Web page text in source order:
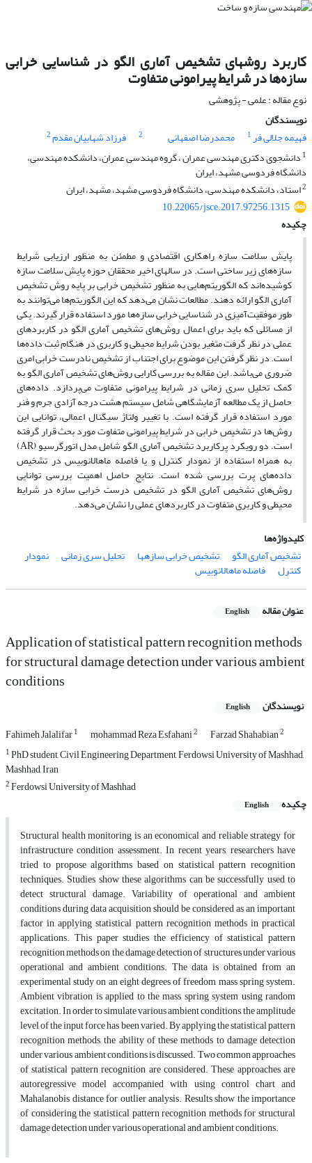
کاربرد روش‏های تشخیص آماری الگو در شناسایی خرابی
سازه‌ها در شرایط پیرامونی متفاوت
نوع مقاله : علمی - پژوهشی
نویسندگان
فهیمه جلالی فر1 محمدرضا اصفهانی 2 فرزاد شهابیان مقدم2
1 دانشجوی دکتری مهندسی عمران ، گروه مهندسی عمران، دانشکده مهندسی،
دانشگاه فردوسی مشهد، ایران
2استاد، دانشکده مهندسی، دانشگاه فردوسی مشهد، مشهد، ایران
10.22065/jsce.2017.97256.1315
چکیده
پایش سلامت سازه راهکاری اقتصادی و مطمئن به منظور ارزیابی شرایط
سازه‌های زیر ساختی است. در سالهای اخیر محققان حوزه پایش سلامت سازه
کوشیده‌اند که الگوریتم‌هایی به منظور تشخیص خرابی بر پایه روش‌ تشخیص
آماری الگو ارائه دهند. مطالعات نشان می‌دهد که این الگوریتم‌ها می‌توانند به
طور موفقیت‌آمیزی در شناسایی خرابی سازه‌ها مورد استفاده قرار گیرند. یکی
از مسائلی که باید برای اعمال روش‌های تشخیص آماری الگو در کاربردهای
عملی در نظر گرفت متغیر بودن شرایط محیطی و کاربری در هنگام ثبت داده‌ها
است. در نظر گرفتن این موضوع برای اجتناب از تشخیص نادرست خرابی امری
ضروری می‌باشد. این مقاله به بررسی کارایی روش‌های تشخیص آماری الگو به
کمک تحلیل سری زمانی در شرایط پیرامونی متفاوت می‌پردازد. داده‌های
حاصل از یک مطالعه آزمایشگاهی شامل سیستم هشت درجه آزادی جرم و فنر
مورد استفاده قرار گرفته است. با تغییر ولتاژ سیگنال اعمالی، توانایی این
روش‌ها در تشخیص خرابی در شرایط پیرامونی متفاوت مورد بحث قرار گرفته
است. دو رویکرد پرکاربرد تشخیص آماری الگو شامل مدل اتورگرسیو (AR)
به همراه استفاده از نمودار کنترل و یا فاصله ماهالانوبیس در تشخیص
داده‌های پرت بررسی شده است. نتایج حاصل اهمیت بررسی توانایی
روش‌های تشخیص آماری الگو در تشخیص درست خرابی سازه در شرایط
محیطی و کاربری متفاوت در کاربردهای عملی را نشان می‌دهد.
کلیدواژه‌ها
تشخیص آماری الگو
تشخیص خرابی سازهها تحلیل سری‌ زمانی نمودار
کنترل فاصله ماهالانوبیس
عنوان مقاله English
Application of statistical pattern recognition methods
for structural damage detection under various ambient
conditions
نویسندگان English
Fahimeh Jalalifar1 mohammad Reza Esfahani2 Farzad Shahabian2
1PhD student, Civil Engineering Department, Ferdowsi University of Mashhad,
Mashhad, Iran
2Ferdowsi University of Mashhad
چکیده
English
Structural health monitoring is an economical and reliable strategy for
infrastructure condition assessment. In recent years, researchers have
tried to propose algorithms based on statistical pattern recognition
techniques. Studies show these algorithms can be successfully used to
detect structural damage. Variability of operational and ambient
conditions during data acquisition should be considered as an important
factor in applying statistical pattern recognition methods in practical
applications. This paper studies the efficiency of statistical pattern
recognition methods on the damage detection of structures under various
operational and ambient conditions. The data is obtained from an
experimental study on an eight degrees of freedom mass spring system.
Ambient vibration is applied to the mass spring system using random
excitation. In order to simulate various ambient conditions, the amplitude
level of the input force has been varied. By applying the statistical pattern
recognition methods, the ability of these methods to damage detection
under various ambient conditions is discussed. Two common approaches
of statistical pattern recognition are considered. These approaches are
autoregressive model accompanied with using control chart and
Mahalanobis distance for outlier analysis. Results show the importance
of considering the statistical pattern recognition methods for structural
damage detection under various operational and ambient conditions.